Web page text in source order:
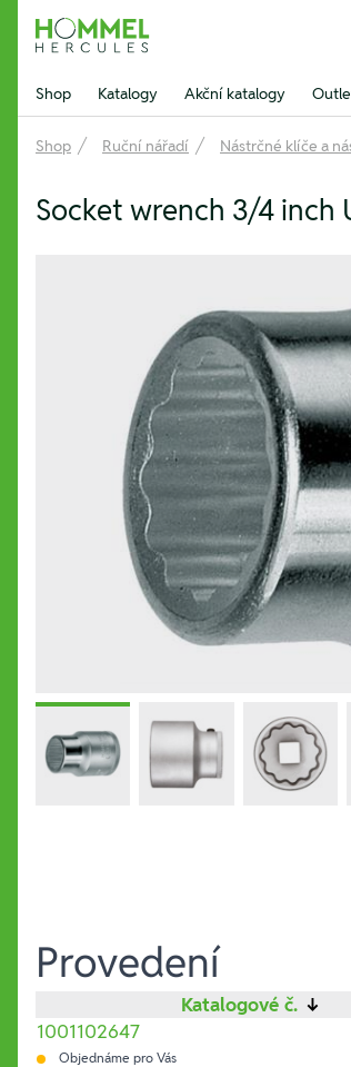
Hommel Hercules
Shop Katalogy Akční katalogy
Shop Ruční nářadí Nástrčné klíče a
Socket wrench 3/4 inch
Provedení
Katalogové č. ↓
1001102647
Objednáme pro Vás